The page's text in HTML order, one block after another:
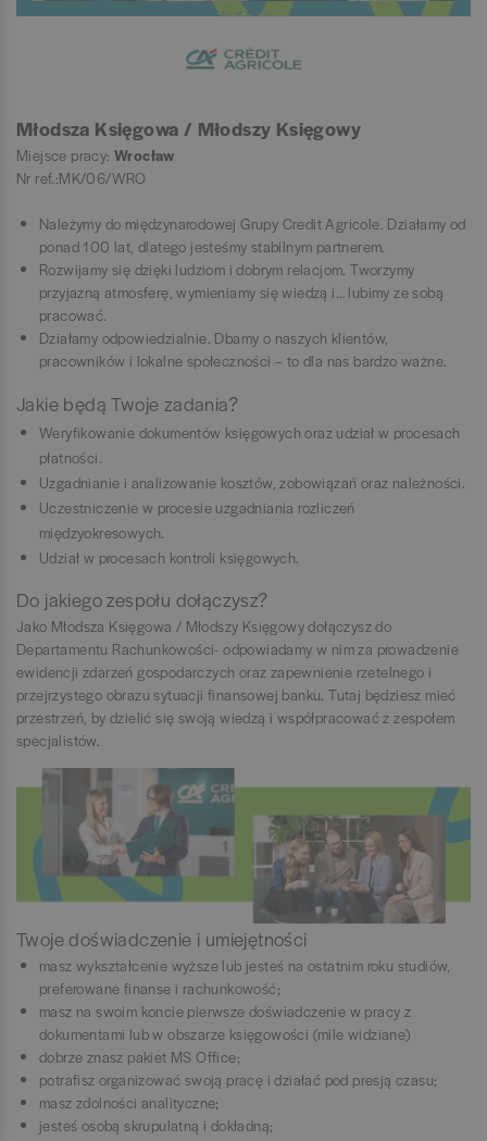
Młodsza Księgowa / Młodszy Księgowy
Miejsce pracy: Wrocław
Nr ref.:MK/06/WRO
Należymy do międzynarodowej Grupy Credit Agricole. Działamy od
ponad 100 lat, dlatego jesteśmy stabilnym partnerem.
Rozwijamy się dzięki ludziom i dobrym relacjom. Tworzymy
przyjazną atmosferę, wymieniamy się wiedzą i… lubimy ze sobą
pracować.
Działamy odpowiedzialnie. Dbamy o naszych klientów,
pracowników i lokalne społeczności – to dla nas bardzo ważne.
Jakie będą Twoje zadania?
Weryfikowanie dokumentów księgowych oraz udział w procesach
płatności.
Uzgadnianie i analizowanie kosztów, zobowiązań oraz należności.
Uczestniczenie w procesie uzgadniania rozliczeń
międzyokresowych.
Udział w procesach kontroli księgowych.
Do jakiego zespołu dołączysz?
Jako Młodsza Księgowa / Młodszy Księgowy​ dołączysz do
Departamentu Rachunkowości- odpowiadamy w nim za prowadzenie
ewidencji zdarzeń gospodarczych oraz zapewnienie rzetelnego i
przejrzystego obrazu sytuacji finansowej banku. Tutaj będziesz mieć
przestrzeń, by dzielić się swoją wiedzą i współpracować z zespołem
specjalistów.
Twoje doświadczenie i umiejętności
masz wykształcenie wyższe lub jesteś na ostatnim roku studiów,
preferowane finanse i rachunkowość;
masz na swoim koncie pierwsze doświadczenie w pracy z
dokumentami lub w obszarze księgowości (mile widziane)
dobrze znasz pakiet MS Office;
potrafisz organizować swoją pracę i działać pod presją czasu;
masz zdolności analityczne;
jesteś osobą skrupulatną i dokładną;